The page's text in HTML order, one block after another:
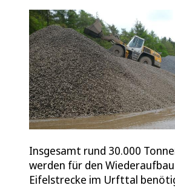
Insgesamt rund 30.000
werden für den
Eifelstrecke im Urfttal